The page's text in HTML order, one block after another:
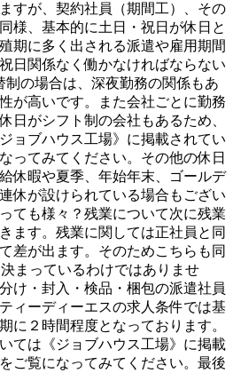
すが、契約社員（期間工）、その
様、基本的に土日・祝日が休日と
期に多く出される派遣や雇用期間
日関係なく働かなければならない
制の場合は、深夜勤務の関係もあ
が高いです。また会社ごとに勤務
日がシフト制の会社もあるため、
ョブハウス工場》に掲載されてい
ってみてください。その他の休日
休暇や夏季、年始年末、ゴールデ
休が設けられている場合もござい
ても様々？残業について次に残業
ます。残業に関しては正社員と同
差が出ます。そのためこちらも同
まっているわけではありませ
け・封入・検品・梱包の派遣社員
ィーディーエスの求人条件では基
に２時間程度となっております。
ては《ジョブハウス工場》に掲載
ご覧になってみてください。最後